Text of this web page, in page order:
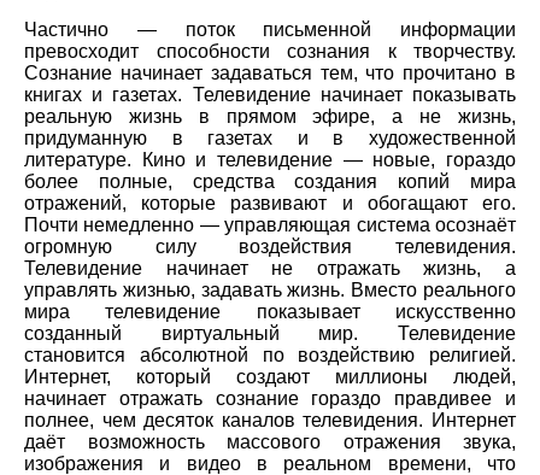
Частично — поток письменной информации
превосходит способности сознания к творчеству.
Сознание начинает задаваться тем, что прочитано в
книгах и газетах. Телевидение начинает показывать
реальную жизнь в прямом эфире, а не жизнь,
придуманную в газетах и в художественной
литературе. Кино и телевидение — новые, гораздо
более полные, средства создания копий мира
отражений, которые развивают и обогащают его.
Почти немедленно — управляющая система осознаёт
огромную силу воздействия телевидения.
Телевидение начинает не отражать жизнь, а
управлять жизнью, задавать жизнь. Вместо реального
мира телевидение показывает искусственно
созданный виртуальный мир. Телевидение
становится абсолютной по воздействию религией.
Интернет, который создают миллионы людей,
начинает отражать сознание гораздо правдивее и
полнее, чем десяток каналов телевидения. Интернет
даёт возможность массового отражения звука,
изображения и видео в реальном времени, что